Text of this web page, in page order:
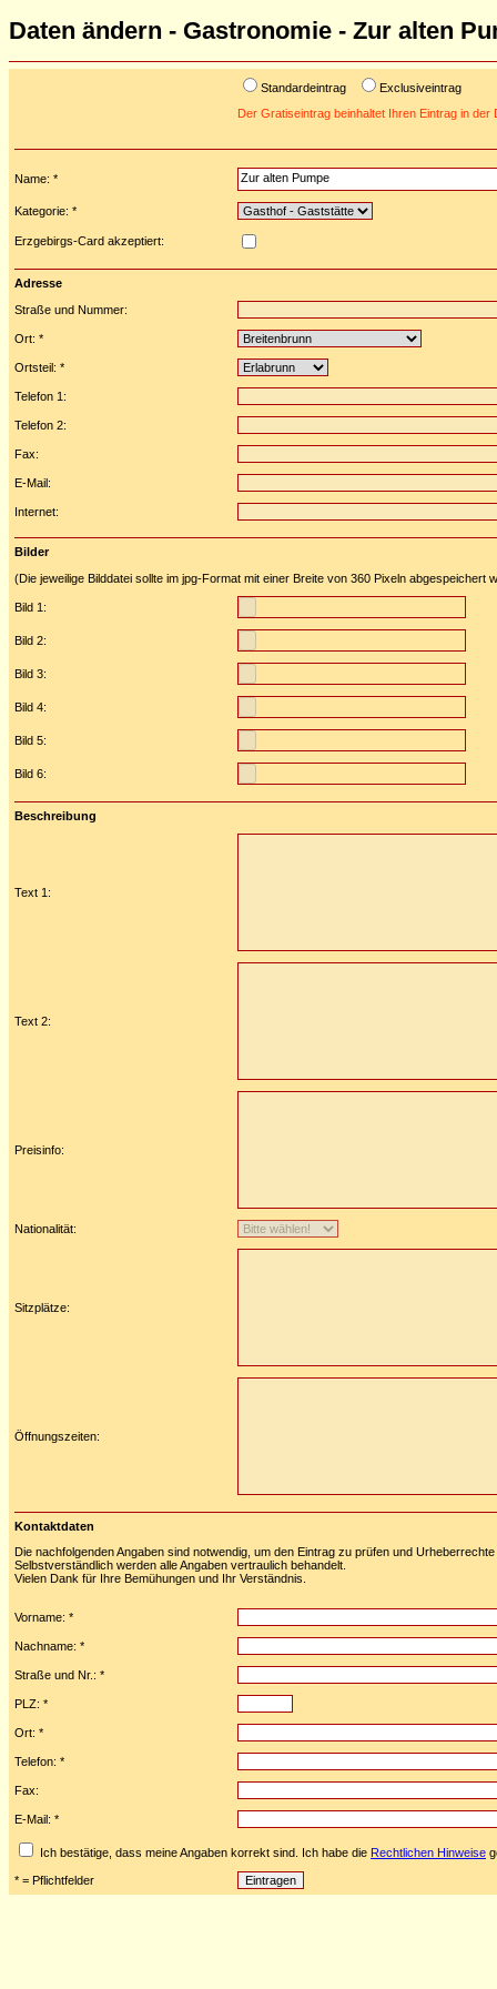
Daten ändern - Gastronomie - Zur alten
Standardeintrag
Exclusiveintrag
Der Gratiseintrag beinhaltet Ihren Eintrag in
Name: *
Kategorie: *
Erzgebirgs-Card akzeptiert:
Adresse
Straße und Nummer:
Ort: *
Ortsteil: *
Telefon 1:
Telefon 2:
Fax:
E-Mail:
Internet:
Bilder
(Die jeweilige Bilddatei sollte im jpg-Format mit einer Breite von 360 Pixeln abgespeichert
Bild 1:
Bild 2:
Bild 3:
Bild 4:
Bild 5:
Bild 6:
Beschreibung
Text 1:
Text 2:
Preisinfo:
Nationalität:
Sitzplätze:
Öffnungszeiten:
Kontaktdaten
Die nachfolgenden Angaben sind notwendig, um den Eintrag zu prüfen und
Selbstverständlich werden alle Angaben vertraulich behandelt.
Vielen Dank für Ihre Bemühungen und Ihr Verständnis.
Vorname: *
Nachname: *
Straße und Nr.: *
PLZ: *
Ort: *
Telefon: *
Fax:
E-Mail: *
Ich bestätige, dass meine Angaben korrekt sind. Ich habe die Rechtlichen Hinweise
* = Pflichtfelder